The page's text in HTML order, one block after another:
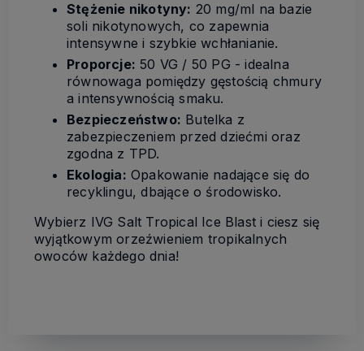
Stężenie nikotyny: 20 mg/ml na bazie
soli nikotynowych, co zapewnia
intensywne i szybkie wchłanianie.
Proporcje: 50 VG / 50 PG - idealna
równowaga pomiędzy gęstością chmury
a intensywnością smaku.
Bezpieczeństwo: Butelka z
zabezpieczeniem przed dziećmi oraz
zgodna z TPD.
Ekologia: Opakowanie nadające się do
recyklingu, dbające o środowisko.
Wybierz IVG Salt Tropical Ice Blast i ciesz się
wyjątkowym orzeźwieniem tropikalnych
owoców każdego dnia!